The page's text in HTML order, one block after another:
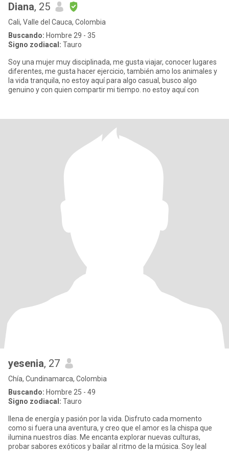
Diana, 25
Cali, Valle del Cauca, Colombia
Buscando: Hombre 29 - 35
Signo zodiacal: Tauro
Soy una mujer muy disciplinada, me gusta viajar, conocer lugares
diferentes, me gusta hacer ejercicio, también amo los animales y
la vida tranquila, no estoy aquí para algo casual, busco algo
genuino y con quien compartir mi tiempo. no estoy aquí con
yesenia, 27
Chía, Cundinamarca, Colombia
Buscando: Hombre 25 - 49
Signo zodiacal: Tauro
llena de energía y pasión por la vida. Disfruto cada momento
como si fuera una aventura, y creo que el amor es la chispa que
ilumina nuestros días. Me encanta explorar nuevas culturas,
probar sabores exóticos y bailar al ritmo de la música. Soy leal